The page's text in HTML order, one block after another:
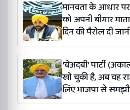
मानवता के आधार पर
को अपनी बीमार
दिन की पैरोल दी
सिंह मान
‘बेअदबी’ पार्टी
खो चुकी है, अब वह
लिए भाजपा से
कर रही है: बलतेज